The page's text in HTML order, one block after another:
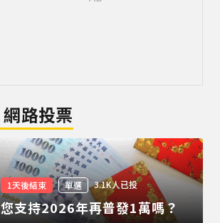
網路投票
1天後結束 單選 3.1K人已投
您支持2026年再普發1萬嗎？